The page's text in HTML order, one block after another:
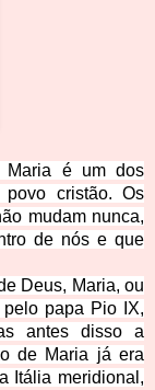
Maria é um dos
cristão. Os
mudam nunca,
de nós e que
Deus, Maria, ou
papa Pio IX,
antes disso a
de Maria já era
Itália meridional,